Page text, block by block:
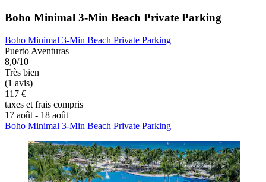
Boho Minimal 3-Min Beach Private Parking
Boho Minimal 3-Min Beach Private Parking
Puerto Aventuras
8,0/10
Très bien
(1 avis)
117 €
taxes et frais compris
17 août - 18 août
Boho Minimal 3-Min Beach Private Parking